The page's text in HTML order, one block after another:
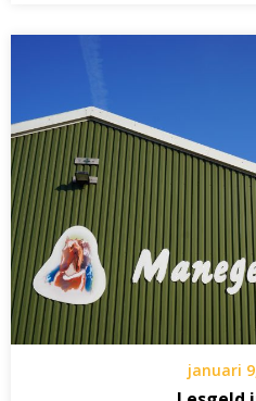
januari